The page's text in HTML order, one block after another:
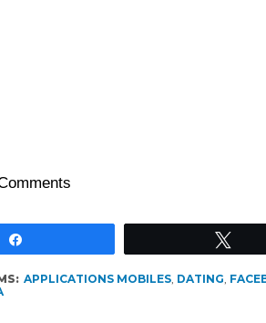
APPLICATIONS MOBILES, DATING,